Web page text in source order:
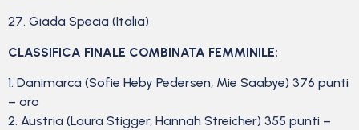
27. Giada Specia (Italia)
CLASSIFICA FINALE COMBINATA FEMMINILE:
1. Danimarca (Sofie Heby Pedersen, Mie Saabye) 376 punti
– oro
2. Austria (Laura Stigger, Hannah Streicher) 355 punti –